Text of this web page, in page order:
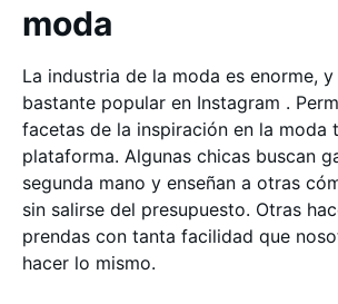
moda
La industria de la moda es enorme,
bastante popular en Instagram .
facetas de la inspiración en la moda
plataforma. Algunas chicas buscan
segunda mano y enseñan a otras
sin salirse del presupuesto. Otras
prendas con tanta facilidad que
hacer lo mismo.